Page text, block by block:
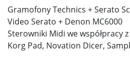
Gramofony Technics + Serato
Video Serato + Denon MC6000
Sterowniki Midi we współpracy
Korg Pad, Novation Dicer,